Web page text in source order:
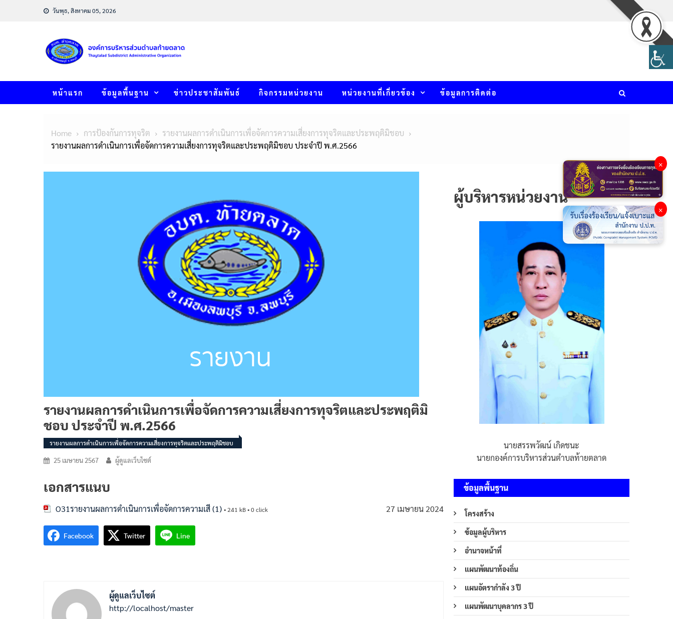
วันพุธ, สิงหาคม 05, 2026
หน้าแรก ข้อมูลพื้นฐาน ข่าวประชาสัมพันธ์ กิจกรรมหน่วยงาน หน่วยงานที่เกี่ยวข้อง ข้อมูลการติดต่อ
Home การป้องกันการทุจริต
รายงานผลการดำเนินการเพื่อจัดการความเสี่ยงการทุจริตและประพฤติมิชอบ
รายงานผลการดำเนินการเพื่อจัดการความเสี่ยงการทุจริตและประพฤติมิชอบ ประจำปี พ.ศ.2566
รายงานผลการดำเนินการเพื่อจัดการความเสี่ยงการทุจริตและประพฤติมิ
ชอบ ประจำปี พ.ศ.2566
รายงานผลการดำเนินการเพื่อจัดการความเสี่ยงการทุจริตและประพฤติมิชอบ
25 เมษายน 2567 ผู้ดูแลเว็บไซต์
เอกสารแนบ
O31รายงานผลการดำเนินการเพื่อจัดการความเสี (1) • 241 kB • 0 click 27 เมษายน 2024
Facebook Twitter Line
ผู้ดูแลเว็บไซต์
http://localhost/master
ผู้บริหารหน่วยงาน
นายสรรพวัฒน์ เกิดชนะ
นายกองค์การบริหารส่วนตำบลท้ายตลาด
ข้อมูลพื้นฐาน
โครงสร้าง
ข้อมูลผู้บริหาร
อำนาจหน้าที่
แผนพัฒนาท้องถิ่น
แผนอัตรากำลัง 3 ปี
แผนพัฒนาบุคลากร 3 ปี
×
×